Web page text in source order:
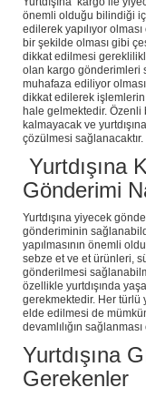
önemli olduğu bilindiği
edilerek yapılıyor
bir şekilde olması gibi
dikkat edilmesi
olan kargo gönderimleri
muhafaza ediliyor
dikkat edilerek işlemlerin
hale gelmektedir. Özenli
kalmayacak ve
çözülmesi sağlanacaktır.
Yurtdışına
Gönderimi
Yurtdışına yiyecek
gönderiminin
yapılmasının önemli
sebze et ve et ürünleri,
gönderilmesi
özellikle yurtdışında
gerekmektedir. Her türlü
elde edilmesi de
devamlılığın
Yurtdışına
Gerekenler